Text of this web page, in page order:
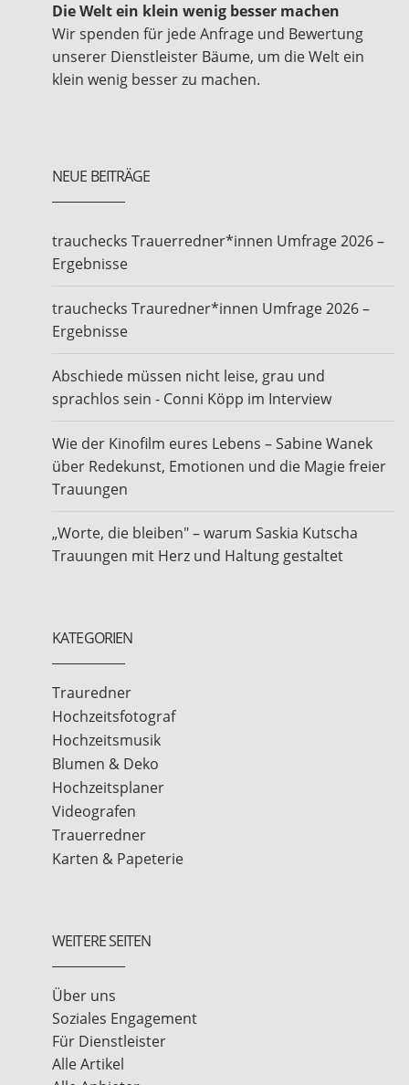
Die Welt ein klein wenig besser machen
Wir spenden für jede Anfrage und Bewertung
unserer Dienstleister Bäume, um die Welt ein
klein wenig besser zu machen.
NEUE BEITRÄGE
trauchecks Trauerredner*innen Umfrage 2026 –
Ergebnisse
trauchecks Trauredner*innen Umfrage 2026 –
Ergebnisse
Abschiede müssen nicht leise, grau und
sprachlos sein - Conni Köpp im Interview
Wie der Kinofilm eures Lebens – Sabine Wanek
über Redekunst, Emotionen und die Magie freier
Trauungen
„Worte, die bleiben" – warum Saskia Kutscha
Trauungen mit Herz und Haltung gestaltet
KATEGORIEN
Trauredner
Hochzeitsfotograf
Hochzeitsmusik
Blumen & Deko
Hochzeitsplaner
Videografen
Trauerredner
Karten & Papeterie
WEITERE SEITEN
Über uns
Soziales Engagement
Für Dienstleister
Alle Artikel